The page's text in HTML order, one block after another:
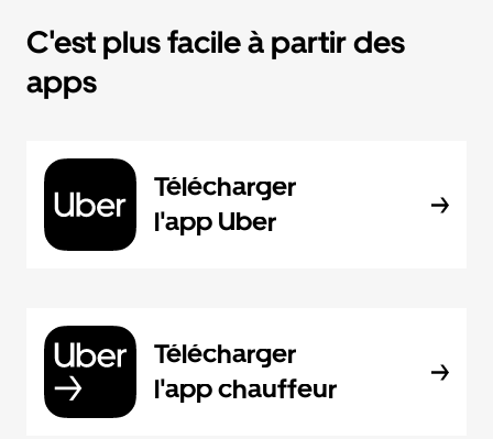
C'est plus facile à partir des
apps
Télécharger
l'app Uber
Télécharger
l'app chauffeur